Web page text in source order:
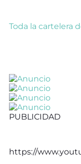
Toda la cartelera
PUBLICIDAD
https://